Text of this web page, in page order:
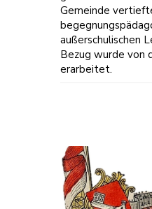
Gemeinde
außerschulischen
Bezug wurde von
erarbeitet.